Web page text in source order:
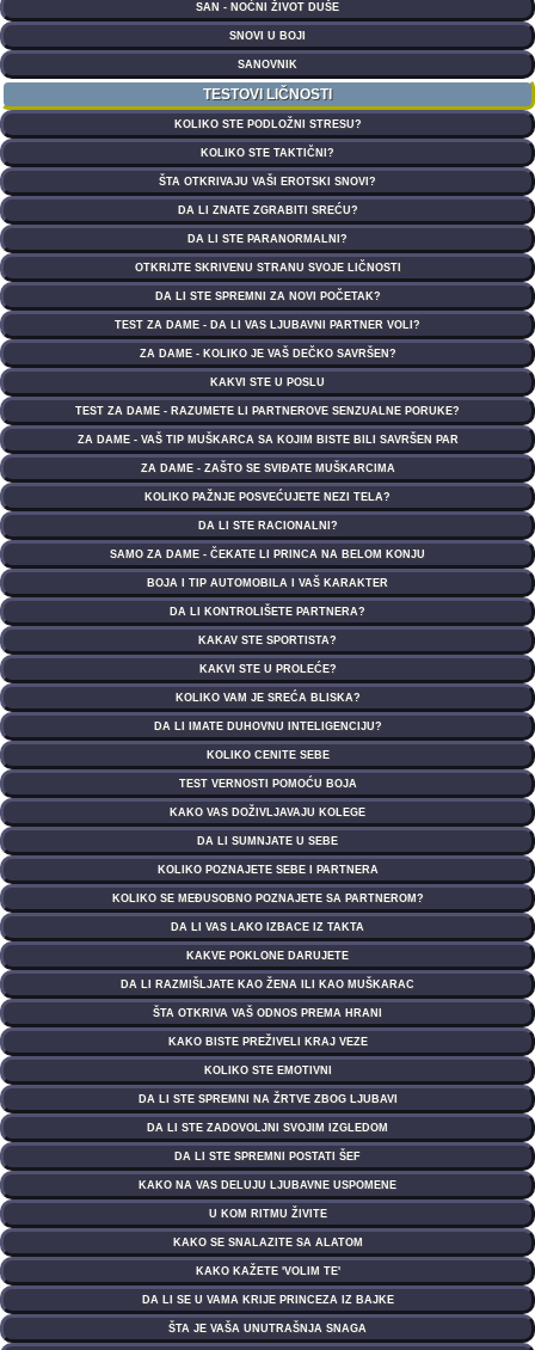
SAN - NOĆNI ŽIVOT DUŠE
SNOVI U BOJI
SANOVNIK
TESTOVI LIČNOSTI
KOLIKO STE PODLOŽNI STRESU?
KOLIKO STE TAKTIČNI?
ŠTA OTKRIVAJU VAŠI EROTSKI SNOVI?
DA LI ZNATE ZGRABITI SREĆU?
DA LI STE PARANORMALNI?
OTKRIJTE SKRIVENU STRANU SVOJE LIČNOSTI
DA LI STE SPREMNI ZA NOVI POČETAK?
TEST ZA DAME - DA LI VAS LJUBAVNI PARTNER VOLI?
ZA DAME - KOLIKO JE VAŠ DEČKO SAVRŠEN?
KAKVI STE U POSLU
TEST ZA DAME - RAZUMETE LI PARTNEROVE SENZUALNE PORUKE?
ZA DAME - VAŠ TIP MUŠKARCA SA KOJIM BISTE BILI SAVRŠEN PAR
ZA DAME - ZAŠTO SE SVIĐATE MUŠKARCIMA
KOLIKO PAŽNJE POSVEĆUJETE NEZI TELA?
DA LI STE RACIONALNI?
SAMO ZA DAME - ČEKATE LI PRINCA NA BELOM KONJU
BOJA I TIP AUTOMOBILA I VAŠ KARAKTER
DA LI KONTROLIŠETE PARTNERA?
KAKAV STE SPORTISTA?
KAKVI STE U PROLEĆE?
KOLIKO VAM JE SREĆA BLISKA?
DA LI IMATE DUHOVNU INTELIGENCIJU?
KOLIKO CENITE SEBE
TEST VERNOSTI POMOĆU BOJA
KAKO VAS DOŽIVLJAVAJU KOLEGE
DA LI SUMNJATE U SEBE
KOLIKO POZNAJETE SEBE I PARTNERA
KOLIKO SE MEĐUSOBNO POZNAJETE SA PARTNEROM?
DA LI VAS LAKO IZBACE IZ TAKTA
KAKVE POKLONE DARUJETE
DA LI RAZMIŠLJATE KAO ŽENA ILI KAO MUŠKARAC
ŠTA OTKRIVA VAŠ ODNOS PREMA HRANI
KAKO BISTE PREŽIVELI KRAJ VEZE
KOLIKO STE EMOTIVNI
DA LI STE SPREMNI NA ŽRTVE ZBOG LJUBAVI
DA LI STE ZADOVOLJNI SVOJIM IZGLEDOM
DA LI STE SPREMNI POSTATI ŠEF
KAKO NA VAS DELUJU LJUBAVNE USPOMENE
U KOM RITMU ŽIVITE
KAKO SE SNALAZITE SA ALATOM
KAKO KAŽETE 'VOLIM TE'
DA LI SE U VAMA KRIJE PRINCEZA IZ BAJKE
ŠTA JE VAŠA UNUTRAŠNJA SNAGA